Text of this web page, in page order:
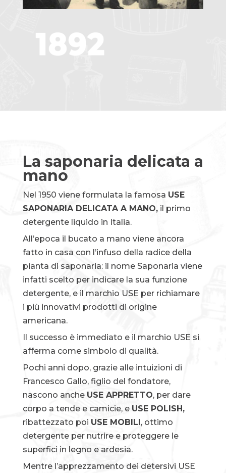
La saponaria delicata a
mano
Nel 1950 viene formulata la famosa USE
SAPONARIA DELICATA A MANO,il primo
detergente liquido in Italia.
All’epoca il bucato a mano viene ancora
fatto in casa con l’infuso della radice della
pianta di saponaria: il nome Saponaria viene
infatti scelto per indicare la sua funzione
detergente, e il marchio USE per richiamare
i più innovativi prodotti di origine
americana.
Il successo è immediato e il marchio USE si
afferma come simbolo di qualità.
Pochi anni dopo, grazie alle intuizioni di
Francesco Gallo, figlio del fondatore,
nascono anche USE APPRETTO, per dare
corpo a tende e camicie, e USE POLISH,
ribattezzato poi USE MOBILI , ottimo
detergente per nutrire e proteggere le
superfici in legno e ardesia.
Mentre l’apprezzamento dei detersivi USE